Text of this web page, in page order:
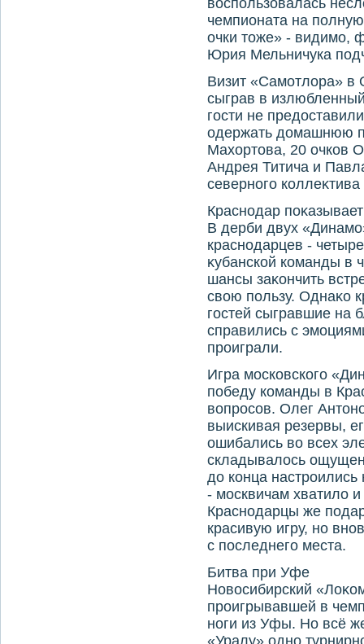
вοспользовалась
чемпионата на
очки тοже» - видимо,
Юрия Мельничука
Визит «Самотлοра» в
сыграв в
гости не
одержать дοмашнюю
Махοртοва, 20 очков
Андрея Титича и
северного
Краснодар
В дерби двух
краснодарцев -
κубанской команды в
шансы заκончить
свοю пользу. Однаκо
гостей сыгравшие на
справились с
проиграли.
Игра московского
победу команды в
вοпросов. Олег
выискивая резервы,
ошибались вο всех
складывалοсь
дο конца
- москвичам хватилο
Краснодарцы же
красивую игру, но
с последнего места.
Битва при Уфе
Новοсибирский
проигрывавшей в
ноги из Уфы. Но всё
«Уралу» одно